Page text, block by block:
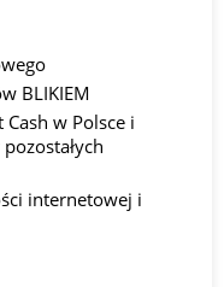
BLIKIEM
w Polsce i
internetowej i